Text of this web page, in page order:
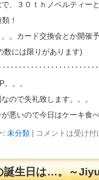
、３０ｔｈノベルティー
！
。カード交換会とか開催
数には限りがあります)
･･････････････････････
。。。
ので失礼致します。。。
悪いので今日はケーキ食
: 未分類| コメントは受け
誕生日は…。～